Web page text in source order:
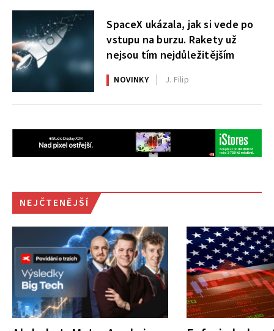
SpaceX ukázala, jak si vede po
vstupu na burzu. Rakety už
nejsou tím nejdůležitějším
NOVINKY J. Filip
NEJČTENĚJŠÍ